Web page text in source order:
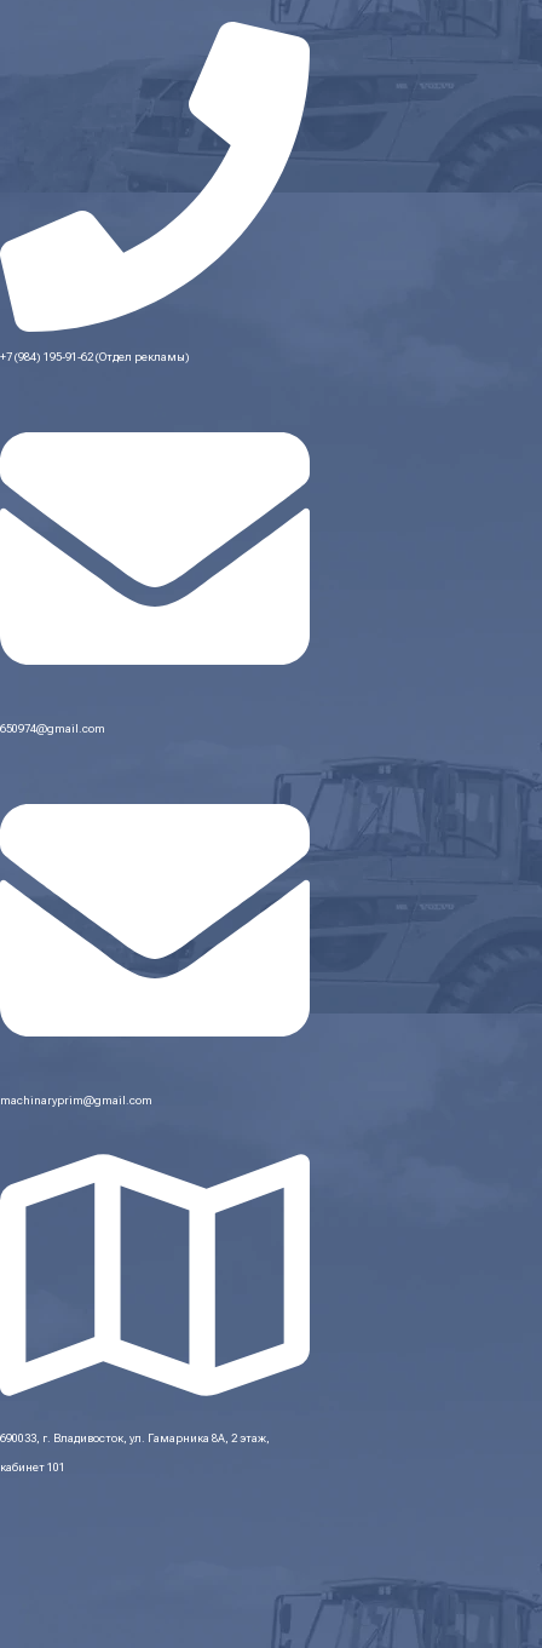
+7 (984) 195-91-62 (Отдел рекламы)
650974@gmail.com
machinaryprim@gmail.com
690033, г. Владивосток, ул. Гамарника 8А, 2 этаж,
кабинет 101